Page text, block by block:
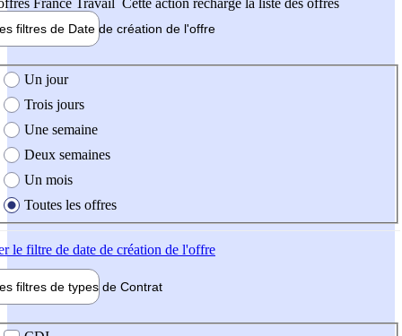
France Travail Cette action recharge la liste des offres
filtres de Date de création de l'offre
création de l'offre
Un jour
Trois jours
Une semaine
Deux semaines
Un mois
Toutes les offres
le filtre de date de création de l'offre
filtres de types de Contrat